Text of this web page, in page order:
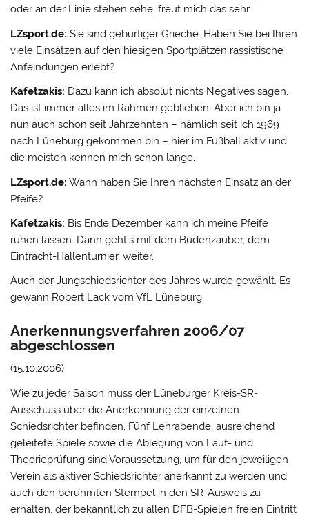
oder an der Linie stehen sehe, freut mich das sehr.
LZsport.de: Sie sind gebürtiger Grieche. Haben Sie bei Ihren
viele Einsätzen auf den hiesigen Sportplätzen rassistische
Anfeindungen erlebt?
Kafetzakis: Dazu kann ich absolut nichts Negatives sagen.
Das ist immer alles im Rahmen geblieben. Aber ich bin ja
nun auch schon seit Jahrzehnten – nämlich seit ich 1969
nach Lüneburg gekommen bin – hier im Fußball aktiv und
die meisten kennen mich schon lange.
LZsport.de: Wann haben Sie Ihren nächsten Einsatz an der
Pfeife?
Kafetzakis: Bis Ende Dezember kann ich meine Pfeife
ruhen lassen. Dann geht’s mit dem Budenzauber, dem
Eintracht-Hallenturnier, weiter.
Auch der Jungschiedsrichter des Jahres wurde gewählt. Es
gewann Robert Lack vom VfL Lüneburg.
Anerkennungsverfahren 2006/07
abgeschlossen
(15.10.2006)
Wie zu jeder Saison muss der Lüneburger Kreis-SR-
Ausschuss über die Anerkennung der einzelnen
Schiedsrichter befinden. Fünf Lehrabende, ausreichend
geleitete Spiele sowie die Ablegung von Lauf- und
Theorieprüfung sind Voraussetzung, um für den jeweiligen
Verein als aktiver Schiedsrichter anerkannt zu werden und
auch den berühmten Stempel in den SR-Ausweis zu
erhalten, der bekanntlich zu allen DFB-Spielen freien Eintritt